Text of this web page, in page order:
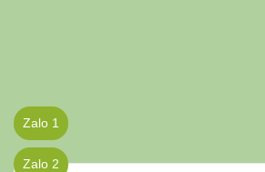
Zalo 1
Zalo 2